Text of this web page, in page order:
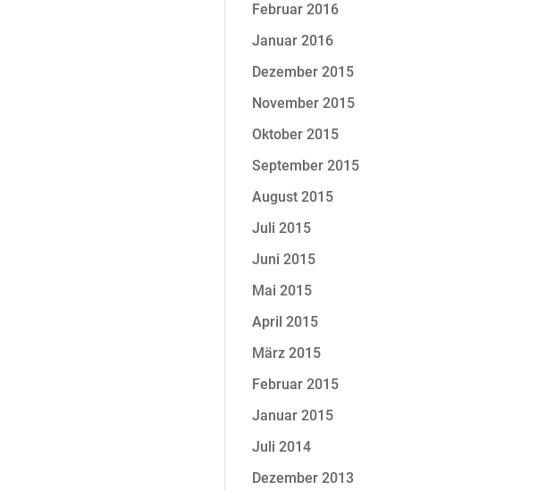
Februar 2016
Januar 2016
Dezember 2015
November 2015
Oktober 2015
September 2015
August 2015
Juli 2015
Juni 2015
Mai 2015
April 2015
März 2015
Februar 2015
Januar 2015
Juli 2014
Dezember 2013